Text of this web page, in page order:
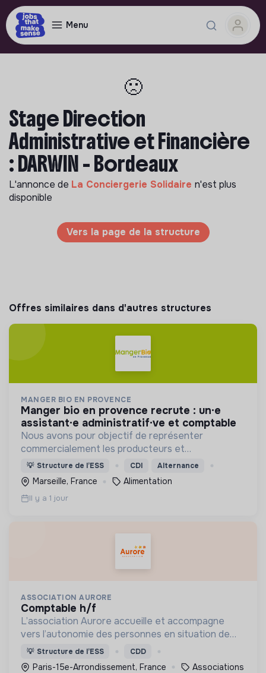
Menu
🙁
Stage Direction
Administrative et Financière
: DARWIN - Bordeaux
L'annonce de La Conciergerie Solidaire n'est plus
disponible
Vers la page de la structure
Offres similaires dans d'autres structures
MANGER BIO EN PROVENCE
manger bio en provence recrute : un·e
assistant·e administratif·ve et comptable
Nous avons pour objectif de représenter
commercialement les producteurs et
transformateurs BIO de la région SUD auprès des
collectivités afin d’introduire les produits BIO et
LOCAUX dans les cantines.
💡 Structure de l’ESS CDI Alternance
Marseille, France Alimentation
Il y a 1 jour
ASSOCIATION AURORE
comptable h/f
L’association Aurore accueille et accompagne
vers l’autonomie des personnes en situation de
précarité ou d’exclusion via l’hébergement, les
soins et l’insertion sociale et professionnelle.
💡 Structure de l’ESS CDD
Paris-15e-Arrondissement, France Associations